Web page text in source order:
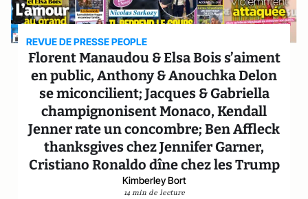
REVUE DE PRESSE PEOPLE
Florent Manaudou & Elsa Bois s’aiment
en public, Anthony & Anouchka Delon
se miconcilient; Jacques & Gabriella
champignonisent Monaco, Kendall
Jenner rate un concombre; Ben Affleck
thanksgives chez Jennifer Garner,
Cristiano Ronaldo dîne chez les Trump
Kimberley Bort
14 min de lecture